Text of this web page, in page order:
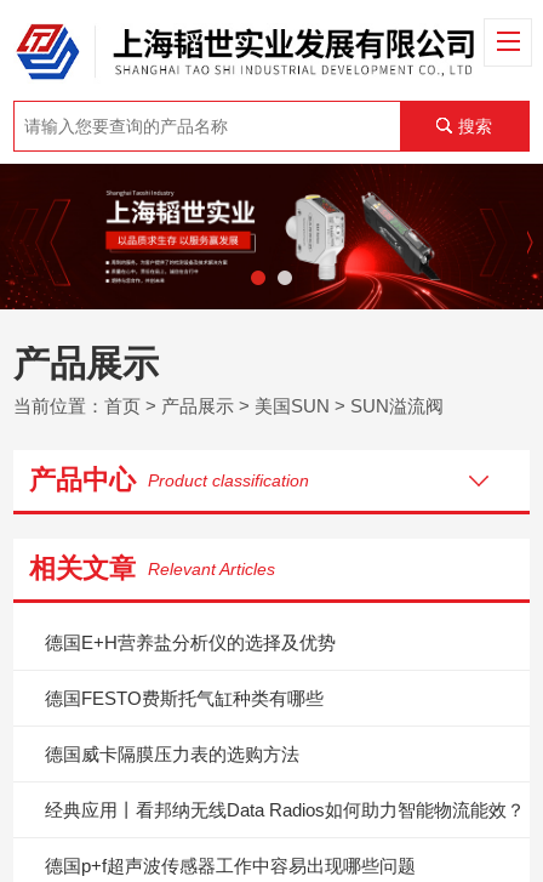
搜索
产品展示
当前位置：首页 > 产品展示 > 美国SUN > SUN溢流阀
产品中心 Product classification
相关文章 Relevant Articles
德国E+H营养盐分析仪的选择及优势
德国FESTO费斯托气缸种类有哪些
德国威卡隔膜压力表的选购方法
经典应用丨看邦纳无线Data Radios如何助力智能物流能效？
德国p+f超声波传感器工作中容易出现哪些问题